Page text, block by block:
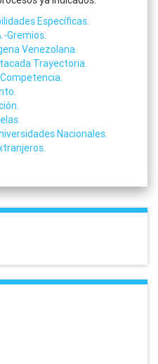
Específicas.
Gremios.
Venezolana.
Trayectoria.
Nacionales.